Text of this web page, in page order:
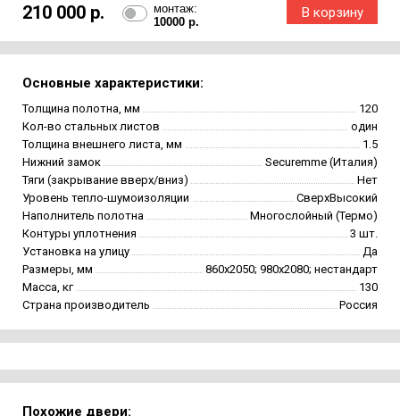
210 000 р.
монтаж:
10000 р.
Основные характеристики:
Толщина полотна, мм
120
Кол-во стальных листов
один
Толщина внешнего листа, мм
1.5
Нижний замок
Securemme (Италия)
Тяги (закрывание вверх/вниз)
Нет
Уровень тепло-шумоизоляции
СверхВысокий
Наполнитель полотна
Многослойный (Термо)
Контуры уплотнения
3 шт.
Установка на улицу
Да
Размеры, мм
860х2050; 980х2080; нестандарт
Масса, кг
130
Страна производитель
Россия
Похожие двери: